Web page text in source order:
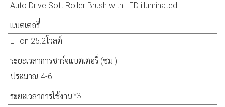
Auto Drive Soft Roller Brush with LED illuminated
แบตเตอรี่
Li-ion 25.2โวลต์
ระยะเวลาการชาร์จแบตเตอรี่ (ชม.)
ประมาณ 4-6
ระยะเวลาการใช้งาน*3